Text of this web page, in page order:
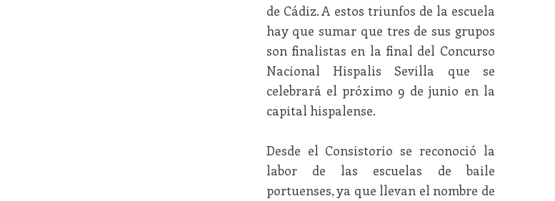
de Cádiz. A estos triunfos de la escuela
hay que sumar que tres de sus grupos
son finalistas en la final del Concurso
Nacional Hispalis Sevilla que se
celebrará el próximo 9 de junio en la
capital hispalense.
Desde el Consistorio se reconoció la
labor de las escuelas de baile
portuenses, ya que llevan el nombre de